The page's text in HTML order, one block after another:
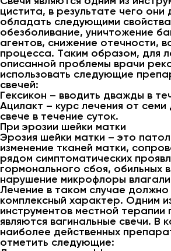
цистита, в результате чего они
обладать следующими
обезболивание, уничтожение
агентов, снижение отечности,
процесса. Таким образом, для
описанной проблемы врачи
использовать следующие
свечей:
Гексикон – вводить дважды в
Ацилакт – курс лечения от
свече в течение суток.
При эрозии шейки матки
Эрозия шейки матки – это
изменение тканей матки,
рядом симптоматических
гормонального сбоя, обильных
нарушение микрофлоры
Лечение в таком случае должно
комплексный характер. Одним
инструментов местной терапии
являются вагинальные свечи. В
наиболее действенных
отметить следующие: